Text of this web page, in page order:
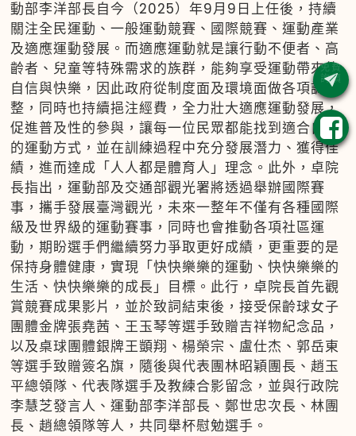
動部李洋部長自今（2025）年9月9日上任後，持續
關注全民運動、一般運動競賽、國際競賽、運動產業
及適應運動發展。而適應運動就是讓行動不便者、高
齡者、兒童等特殊需求的族群，能夠享受運動帶來的
自信與快樂，因此政府從制度面及環境面做各項調
整，同時也持續挹注經費，全力壯大適應運動發展，
促進普及性的參與，讓每一位民眾都能找到適合自己
的運動方式，並在訓練過程中充分發展潛力、獲得佳
績，進而達成「人人都是體育人」理念。此外，卓院
長指出，運動部及交通部觀光署將透過舉辦國際賽
事，攜手發展臺灣觀光，未來一整年不僅有各種國際
級及世界級的運動賽事，同時也會推動各項社區運
動，期盼選手們繼續努力爭取更好成績，更重要的是
保持身體健康，實現「快快樂樂的運動、快快樂樂的
生活、快快樂樂的成長」目標。此行，卓院長首先觀
賞競賽成果影片，並於致詞結束後，接受保齡球女子
團體金牌張堯茜、王玉琴等選手致贈吉祥物紀念品，
以及桌球團體銀牌王顗翔、楊榮宗、盧仕杰、郭岳東
等選手致贈簽名旗，隨後與代表團林昭穎團長、趙玉
平總領隊、代表隊選手及教練合影留念，並與行政院
李慧芝發言人、運動部李洋部長、鄭世忠次長、林團
長、趙總領隊等人，共同舉杯慰勉選手。